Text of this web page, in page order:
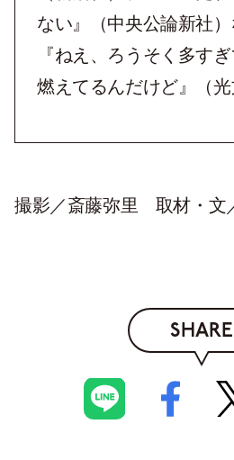
ない』（中央公論新社
『ねえ、ろうそく多す
燃えてるんだけど』（光
撮影／斎藤弥里 取材・文
SHARE